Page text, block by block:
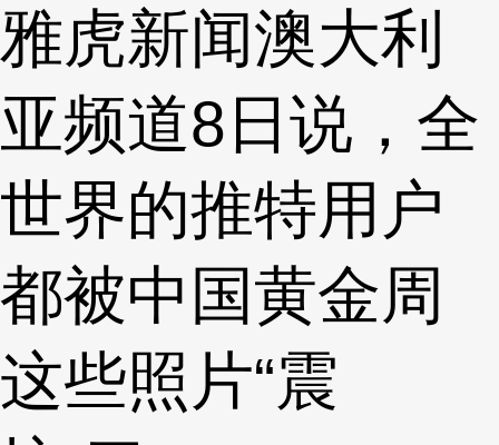
雅虎新闻澳大利
亚频道8日说，全
世界的推特用户
都被中国黄金周
这些照片“震